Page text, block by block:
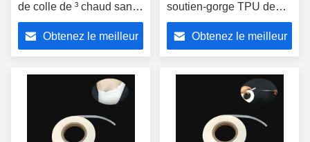
de colle de ³ chaud sans
couture du film 1.18g/cm
Obtenez le meilleur
soutien-gorge TPU de
sport a dégrossi 0.18mm
0.2mmObtenez le meilleur